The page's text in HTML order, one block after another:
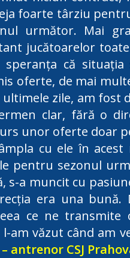
foarte târziu
următor. Mai
jucătoarelor
că situația
oferte, de mai
zile, am fost
clar, fără o
unor oferte doar
cu ele în acest
pentru sezonul
a muncit cu
era una bună.
ce ne transmite
am văzut când am
antrenor CSJ